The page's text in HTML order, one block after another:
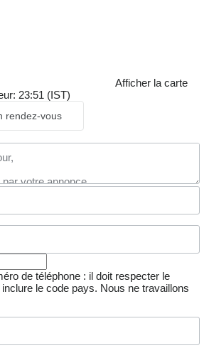
Afficher la carte
23:51 (IST)
rendez-vous
de téléphone : il doit respecter le
le code pays. Nous ne travaillons